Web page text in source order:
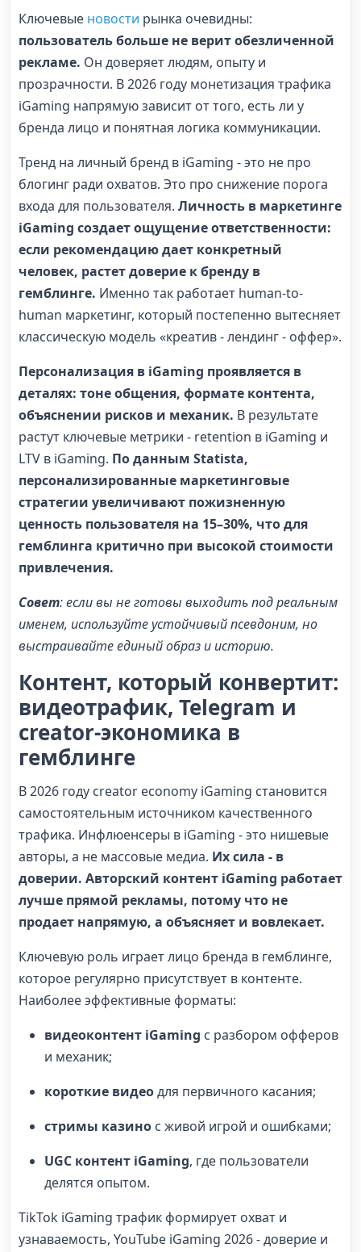
Ключевые новости рынка очевидны:
пользователь больше не верит обезличенной
рекламе. Он доверяет людям, опыту и
прозрачности. В 2026 году монетизация трафика
iGaming напрямую зависит от того, есть ли у
бренда лицо и понятная логика коммуникации.
Тренд на личный бренд в iGaming - это не про
блогинг ради охватов. Это про снижение порога
входа для пользователя. Личность в маркетинге
iGaming создает ощущение ответственности:
если рекомендацию дает конкретный
человек, растет доверие к бренду в
гемблинге. Именно так работает human-to-
human маркетинг, который постепенно вытесняет
классическую модель «креатив - лендинг - оффер».
Персонализация в iGaming проявляется в
деталях: тоне общения, формате контента,
объяснении рисков и механик. В результате
растут ключевые метрики - retention в iGaming и
LTV в iGaming. По данным Statista,
персонализированные маркетинговые
стратегии увеличивают пожизненную
ценность пользователя на 15–30%, что для
гемблинга критично при высокой стоимости
привлечения.
Совет: если вы не готовы выходить под реальным
именем, используйте устойчивый псевдоним, но
выстраивайте единый образ и историю.
Контент, который конвертит:
видеотрафик, Telegram и
creator-экономика в
гемблинге
В 2026 году creator economy iGaming становится
самостоятельным источником качественного
трафика. Инфлюенсеры в iGaming - это нишевые
авторы, а не массовые медиа. Их сила - в
доверии. Авторский контент iGaming работает
лучше прямой рекламы, потому что не
продает напрямую, а объясняет и вовлекает.
Ключевую роль играет лицо бренда в гемблинге,
которое регулярно присутствует в контенте.
Наиболее эффективные форматы:
видеоконтент iGaming с разбором офферов
и механик;
короткие видеодля первичного касания;
стримы казино с живой игрой и ошибками;
UGC контент iGaming, где пользователи
делятся опытом.
TikTok iGaming трафик формирует охват и
узнаваемость, YouTube iGaming 2026 - доверие и